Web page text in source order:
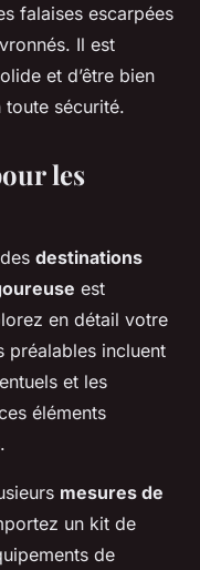
falaises escarpées
Il est
et d’être bien
sécurité.
les
destinations
est
en détail votre
préalables incluent
et les
éléments
mesures de
un kit de
de